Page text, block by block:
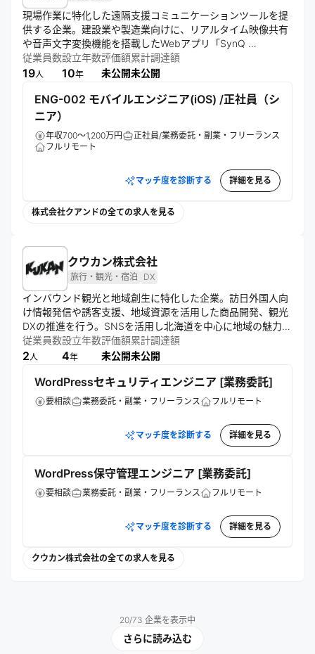
現場作業に特化した遠隔支援コミュニケーションツールを提
供する企業。建設業や製造業向けに、リアルタイム映像共有
や音声文字変換機能を搭載したWebアプリ「SynQ
Remote」を開発。導入提案やサポート、認知拡大活動を通
じ、現場のリモートワーク課題解決に取り組む。
従業員数
19人
設立年数
10年
評価額
未公開
累計調達額
未公開
ENG-002 モバイルエンジニア(iOS) /正社員（シ
ニア）
年収700～1,200万円
正社員/業務委託・副業・フリーランス
フルリモート
マッチ度を診断する 詳細を見る
株式会社クアンドの全ての求人を見る
クウカン株式会社
旅行・観光・宿泊 DX
インバウンド観光と地域創生に特化した企業。訪日外国人向
け情報発信や誘客支援、地域資源を活用した商品開発、観光
DXの推進を行う。SNSを活用し北海道を中心に地域の魅力を
発信。民泊・別荘運営や観光プロジェクトマネジメントも手
掛け、持続可能な観光資産の創出と地域経済の発展に貢献す
従業員数
2人
設立年数
4年
評価額
未公開
累計調達額
未公開
WordPressセキュリティエンジニア [業務委託]
要相談 業務委託・副業・フリーランス フルリモート
マッチ度を診断する 詳細を見る
WordPress保守管理エンジニア [業務委託]
要相談 業務委託・副業・フリーランス フルリモート
マッチ度を診断する 詳細を見る
クウカン株式会社の全ての求人を見る
20/73 企業を表示中
さらに読み込む